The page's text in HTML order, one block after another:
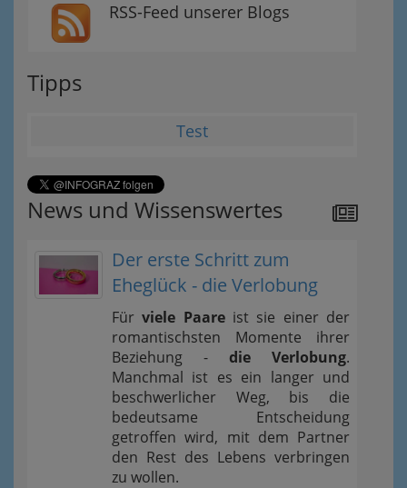
RSS-Feed unserer Blogs
Tipps
Test
News und Wissenswertes
Der erste Schritt zum
Eheglück - die Verlobung
Fürviele Paareist sie einer der
romantischsten Momente ihrer
Beziehung - die Verlobung.
Manchmal ist es ein langer und
beschwerlicher Weg, bis die
bedeutsame Entscheidung
getroffen wird, mit dem Partner
den Rest des Lebens verbringen
zu wollen.